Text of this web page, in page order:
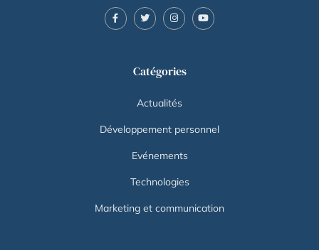
Catégories
Actualités
Développement personnel
Evénements
Technologies
Marketing et communication